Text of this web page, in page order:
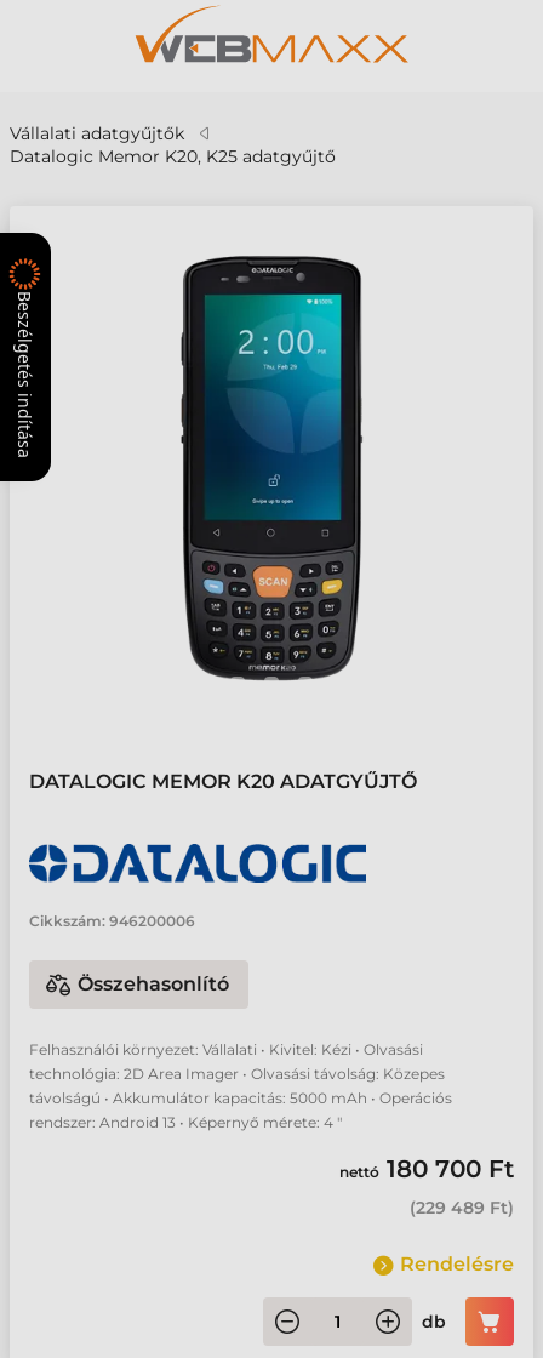
Vállalati adatgyűjtők
Datalogic Memor K20, K25 adatgyűjtő
DATALOGIC MEMOR K20 ADATGYŰJTŐ
Cikkszám: 946200006
Összehasonlító
Felhasználói környezet: Vállalati • Kivitel: Kézi • Olvasási
technológia: 2D Area Imager • Olvasási távolság: Közepes
távolságú • Akkumulátor kapacitás: 5000 mAh • Operációs
rendszer: Android 13 • Képernyő mérete: 4 "
nettó 180 700 Ft
(229 489 Ft)
Rendelésre
db
Beszélgetés indítása